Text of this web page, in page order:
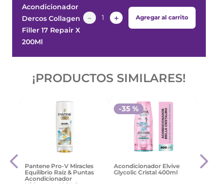
Acondicionador
Dercos Collagen
Filler 17 Repair X
200Ml
＋
－ Agregar al carrito
¡PRODUCTOS SIMILARES!
Pantene Pro-V Miracles
Equilibrio Raíz & Puntas
Acondicionador
Hidratante 400 Ml
Acondicionador Elvive
Glycolic Cristal 400ml
-35 %